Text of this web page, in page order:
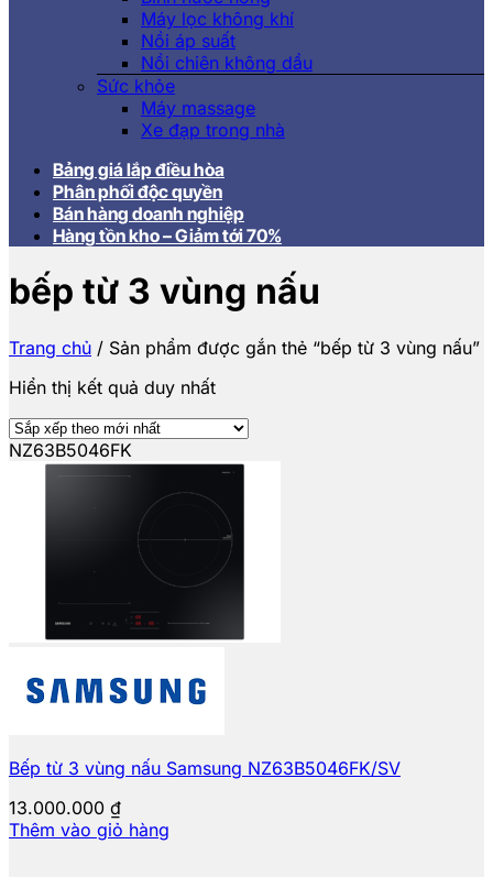
Máy lọc không khí
Nồi áp suất
Nồi chiên không dầu
Sức khỏe
Máy massage
Xe đạp trong nhà
Bảng giá lắp điều hòa
Phân phối độc quyền
Bán hàng doanh nghiệp
Hàng tồn kho – Giảm tới 70%
bếp từ 3 vùng nấu
Trang chủ / Sản phẩm được gắn thẻ “bếp từ 3 vùng nấu”
Hiển thị kết quả duy nhất
NZ63B5046FK
Bếp từ 3 vùng nấu Samsung NZ63B5046FK/SV
13.000.000 ₫
Thêm vào giỏ hàng